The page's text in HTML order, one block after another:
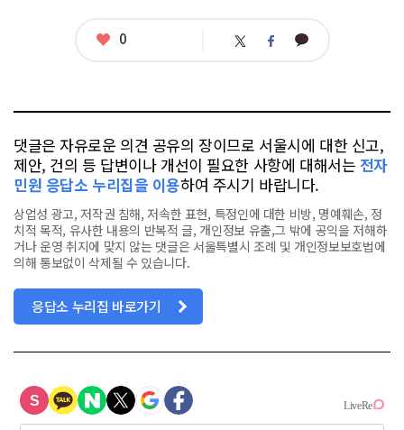
좋
0 트 페 카
댓글은 자유로운 의견 공유의 장이므로 서울시에 대한 신고,
제안, 건의 등 답변이나 개선이 필요한 사항에 대해서는 전자
민원 응답소 누리집을 이용하여 주시기 바랍니다.
상업성 광고, 저작권 침해, 저속한 표현, 특정인에 대한 비방, 명예훼손, 정
치적 목적, 유사한 내용의 반복적 글, 개인정보 유출,그 밖에 공익을 저해하
거나 운영 취지에 맞지 않는 댓글은 서울특별시 조례 및 개인정보보호법에
의해 통보없이 삭제될 수 있습니다.
응답소 누리집 바로가기